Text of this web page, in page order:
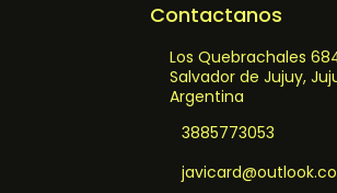
Contactanos
Los Quebrachales
Salvador de Jujuy,
Argentina
3885773053